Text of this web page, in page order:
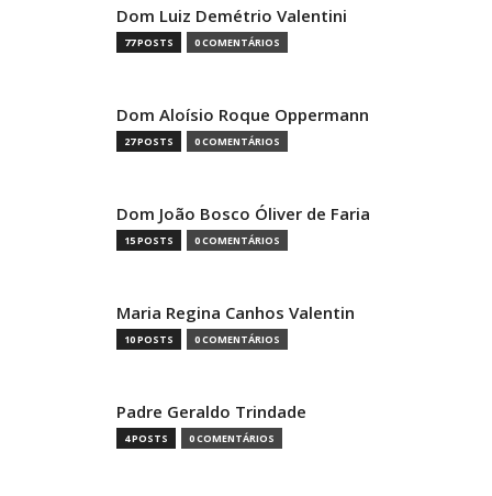
Dom Luiz Demétrio Valentini
77 POSTS 0 COMENTÁRIOS
Dom Aloísio Roque Oppermann
27 POSTS 0 COMENTÁRIOS
Dom João Bosco Óliver de Faria
15 POSTS 0 COMENTÁRIOS
Maria Regina Canhos Valentin
10 POSTS 0 COMENTÁRIOS
Padre Geraldo Trindade
4 POSTS 0 COMENTÁRIOS